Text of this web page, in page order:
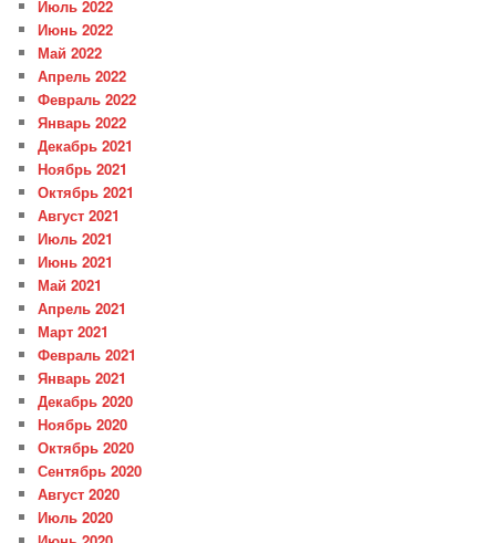
Июль 2022
Июнь 2022
Май 2022
Апрель 2022
Февраль 2022
Январь 2022
Декабрь 2021
Ноябрь 2021
Октябрь 2021
Август 2021
Июль 2021
Июнь 2021
Май 2021
Апрель 2021
Март 2021
Февраль 2021
Январь 2021
Декабрь 2020
Ноябрь 2020
Октябрь 2020
Сентябрь 2020
Август 2020
Июль 2020